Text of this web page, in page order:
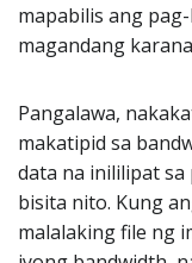
mapabilis ang
magandang
Pangalawa,
makatipid sa
data na inililipat
bisita nito. Kung
malalaking file ng